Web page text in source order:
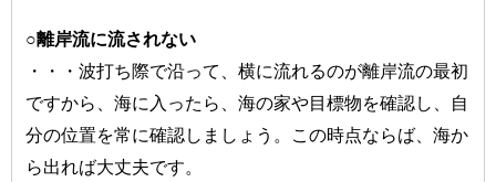
○離岸流に流されない
・・・波打ち際で沿って、横に流れるのが離岸流の最初
ですから、海に入ったら、海の家や目標物を確認し、自
分の位置を常に確認しましょう。この時点ならば、海か
ら出れば大丈夫です。